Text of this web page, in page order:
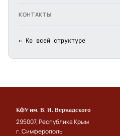
КОНТАКТЫ
← Ко всей структуре
КФУ им. В. И. Вернадского
295007, Республика Крым
г. Симферополь